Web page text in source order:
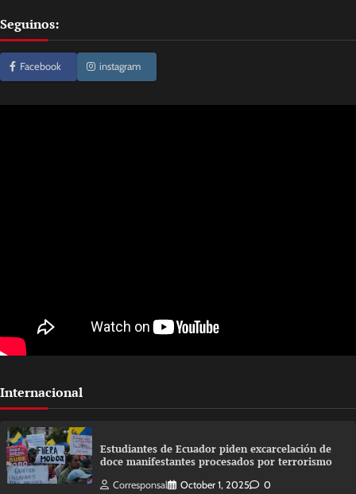
Seguinos:
Facebook instagram
Internacional
Estudiantes de Ecuador piden excarcelación de
doce manifestantes procesados por terrorismo
Corresponsal October 1, 2025 0